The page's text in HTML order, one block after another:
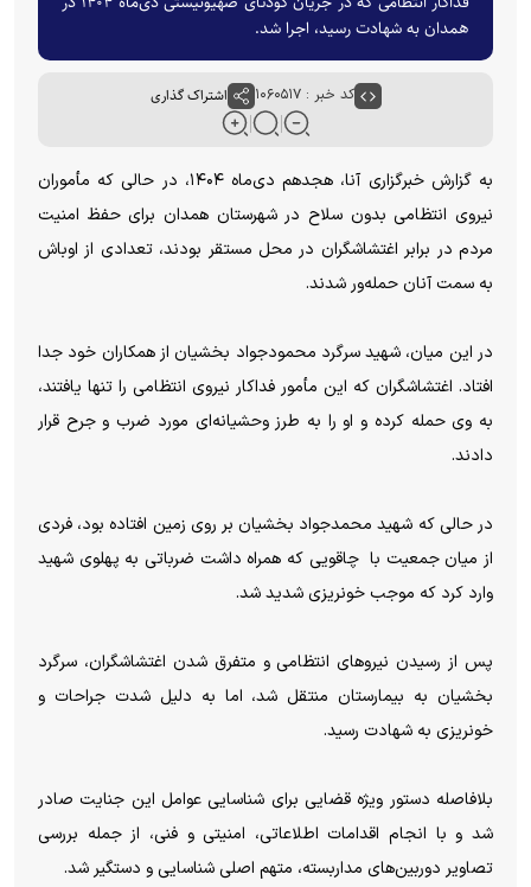
همدان به شهادت رسید، اجرا شد.
کد خبر : ۱۰۶۰۵۱۷ اشتراک گذاری
به گزارش خبرگزاری آنا، هجدهم دی‌ماه ۱۴۰۴، در حالی که مأموران
نیروی انتظامی بدون سلاح در شهرستان همدان برای حفظ امنیت
مردم در برابر اغتشاشگران در محل مستقر بودند، تعدادی از اوباش
به سمت آنان حمله‌ور شدند.
در این میان، شهید سرگرد محمودجواد بخشیان از همکاران خود جدا
افتاد. اغتشاشگران که این مأمور فداکار نیروی انتظامی را تنها یافتند،
به وی حمله کرده و او را به طرز وحشیانه‌ای مورد ضرب و جرح قرار
دادند.
در حالی که شهید محمدجواد بخشیان بر روی زمین افتاده بود، فردی
از میان جمعیت با چاقویی که همراه داشت ضرباتی به پهلوی شهید
وارد کرد که موجب خونریزی شدید شد.
پس از رسیدن نیروهای انتظامی و متفرق شدن اغتشاشگران، سرگرد
بخشیان به بیمارستان منتقل شد، اما به دلیل شدت جراحات و
خونریزی به شهادت رسید.
بلافاصله دستور ویژه قضایی برای شناسایی عوامل این جنایت صادر
شد و با انجام اقدامات اطلاعاتی، امنیتی و فنی، از جمله بررسی
تصاویر دوربین‌های مداربسته، متهم اصلی شناسایی و دستگیر شد.